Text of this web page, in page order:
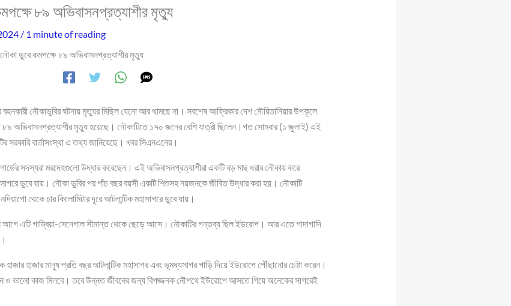
৮৯ অভিবাসনপ্রত্যাশীর মৃত্যু
/ 1 minute of reading
নৌকা ডুবে কমপক্ষে ৮৯ অভিবাসনপ্রত্যাশীর মৃত্যু
নৌকাডুবির ঘটনায় মৃত্যুর মিছিল যেনো আর থামছে না। সবশেষ আফ্রিকার দেশ মৌরিতানিয়ার উপকূলে
৮৯ অভিবাসনপ্রত্যাশীর মৃত্যু হয়েছে। নৌকাটিতে ১৭০ জনের বেশি যাত্রী ছিলেন।গত সোমবার (১ জুলাই) এই
সরকারি বার্তাসংস্থা এ তথ্য জানিয়েছে। খবর সিএনএনের।
সদস্যরা মরদেহগুলো উদ্ধার করেছেন। এই অভিবাসনপ্রত্যাশীরা একটি বড় মাছ ধরার নৌকায় করে
ডুবে যায়। নৌকা ডুবির পর পাঁচ বছর বয়সী একটি শিশুসহ নয়জনকে জীবিত উদ্ধার করা হয়। নৌকাটি
থেকে চার কিলোমিটার দূরে আটলান্টিক মহাসাগরে ডুবে যায়।
আগে এটি গাম্বিয়া-সেনেগাল সীমান্ত থেকে ছেড়ে আসে। নৌকাটির গন্তব্য ছিল ইউরোপ। আর এতে গাদাগাদি
হাজার হাজার মানুষ প্রতি বছর আটলান্টিক মহাসাগর এবং ভূমধ্যসাগর পাড়ি দিয়ে ইউরোপে পৌঁছানোর চেষ্টা করেন।
ও ভালো কাজ মিলবে। তবে উন্নত জীবনের জন্য বিপজ্জনক নৌপথে ইউরোপে আসতে গিয়ে অনেকের সাগরেই